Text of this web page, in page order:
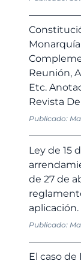
Reunión,
Etc.
Revista
Publicado:
Ley de 15
de 27 de
aplicación.
Publicado:
El caso de